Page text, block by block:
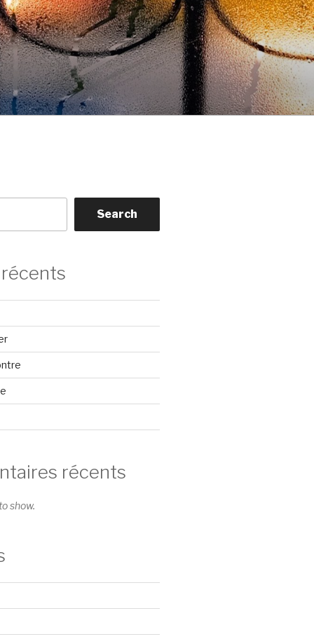
Search
récents
show.